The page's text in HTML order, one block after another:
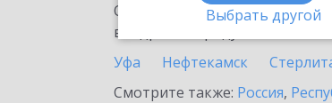
Выбрать другой
Ознакомьтесь с
внедрение продукта.
Уфа
Нефтекамск
Смотрите также: Россия,